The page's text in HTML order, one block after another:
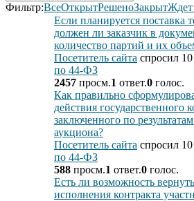
Фильтр:ВсеОткрытРешеноЗакрытЖдет
Если планируется поставка
должен ли заказчик в
количество партий и их
Посетитель сайта спросил 10
по 44-ФЗ
2457 просм.1 ответ.0 голос.
Как правильно
действия государственного
заключенного по
аукциона?
Посетитель сайта спросил 10
по 44-ФЗ
588 просм.1 ответ.0 голос.
Есть ли возможность
исполнения контракта